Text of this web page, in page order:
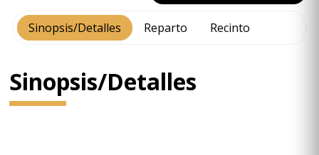
Sinopsis/Detalles Reparto Recinto
Sinopsis/Detalles